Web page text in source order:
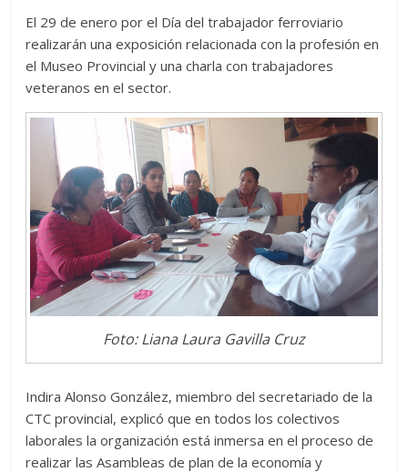
El 29 de enero por el Día del trabajador ferroviario
realizarán una exposición relacionada con la profesión en
el Museo Provincial y una charla con trabajadores
veteranos en el sector.
Foto: Liana Laura Gavilla Cruz
Indira Alonso González, miembro del secretariado de la
CTC provincial, explicó que en todos los colectivos
laborales la organización está inmersa en el proceso de
realizar las Asambleas de plan de la economía y